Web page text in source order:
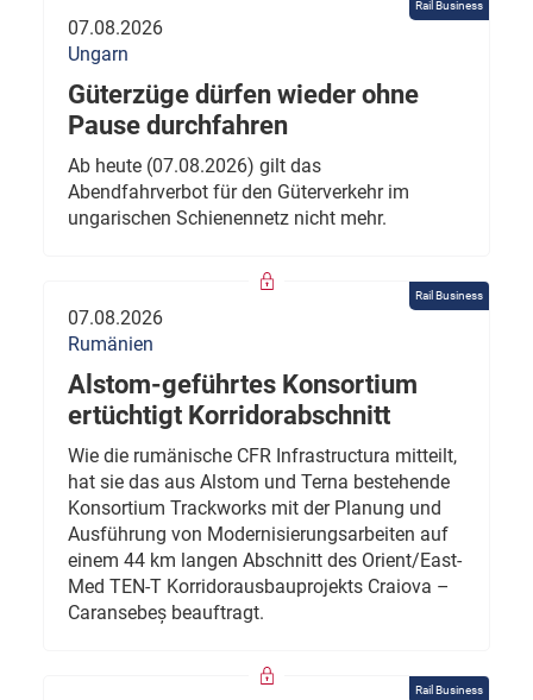
Rail Business
07.08.2026
Ungarn
Güterzüge dürfen wieder ohne
Pause durchfahren
Ab heute (07.08.2026) gilt das
Abendfahrverbot für den Güterverkehr im
ungarischen Schienennetz nicht mehr.
Rail Business
07.08.2026
Rumänien
Alstom-geführtes Konsortium
ertüchtigt Korridorabschnitt
Wie die rumänische CFR Infrastructura mitteilt,
hat sie das aus Alstom und Terna bestehende
Konsortium Trackworks mit der Planung und
Ausführung von Modernisierungsarbeiten auf
einem 44 km langen Abschnitt des Orient/East-
Med TEN-T Korridorausbauprojekts Craiova –
Caransebeș beauftragt.
Rail Business